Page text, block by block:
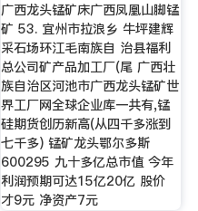
广西龙头锰矿床广西凤凰山脚锰
矿 53. 宜州市拉浪乡 牛坪建辉
采石场环江毛南族自 治县福利
总公司矿产品加工厂(尾 广西壮
族自治区河池市广西龙头锰矿世
界工厂网全球企业库一共有,锰
硅期货创历新高(从四千多涨到
七千多) 锰矿龙头鄂尔多斯
600295 九十多亿总市值 今年
利润预期可达15亿20亿 股价
才9元 净资产7元